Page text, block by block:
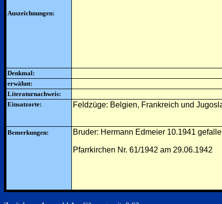
Auszeichnungen:
Denkmal:
erwähnt:
Literaturnachweis:
Einsatzorte:
Feldzüge: Belgien, Frankreich und
Bemerkungen: Bruder: Hermann Edmeier 10.1941
Pfarrkirchen Nr. 61/1942 am 29.06.1942